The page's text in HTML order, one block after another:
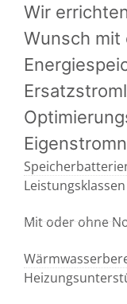
Wir
Wunsch mit
Leistungsklassen
Mit oder ohne